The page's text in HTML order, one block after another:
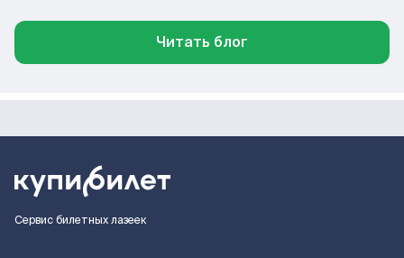
Читать блог
Сервис билетных лазеек